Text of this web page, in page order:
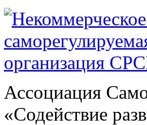
Ассоциация
«Содействие